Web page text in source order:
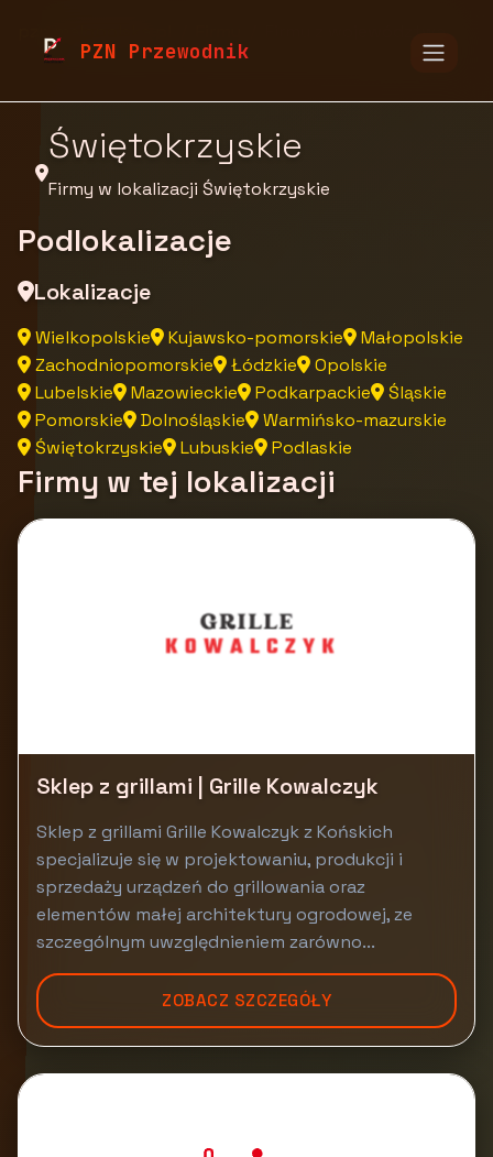
PZN Przewodnik
Świętokrzyskie
Firmy w lokalizacji Świętokrzyskie
Podlokalizacje
Lokalizacje
Wielkopolskie Kujawsko-pomorskie
Małopolskie
Zachodniopomorskie
Łódzkie
Opolskie
Lubelskie
Mazowieckie Podkarpackie
Śląskie
Pomorskie
Dolnośląskie
Warmińsko-mazurskie
Świętokrzyskie
Lubuskie Podlaskie
Firmy w tej lokalizacji
Sklep z grillami | Grille Kowalczyk
Sklep z grillami Grille Kowalczyk z Końskich
specjalizuje się w projektowaniu, produkcji i
sprzedaży urządzeń do grillowania oraz
elementów małej architektury ogrodowej, ze
szczególnym uwzględnieniem zarówno...
ZOBACZ SZCZEGÓŁY